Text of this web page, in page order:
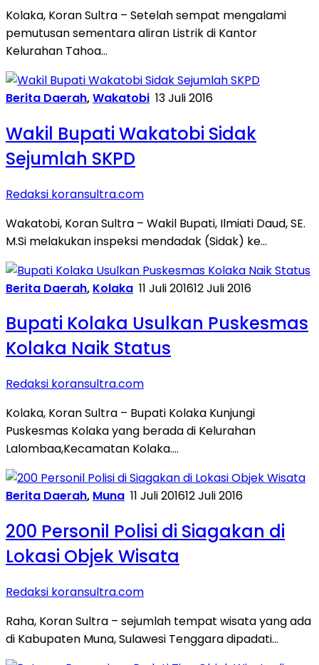
Kolaka, Koran Sultra – Setelah sempat mengalami
pemutusan sementara aliran Listrik di Kantor
Kelurahan Tahoa…
Berita Daerah,Wakatobi 13 Juli 2016
Wakil Bupati Wakatobi Sidak
Sejumlah SKPD
Redaksi koransultra.com
Wakatobi, Koran Sultra – Wakil Bupati, Ilmiati Daud, SE.
M.Si melakukan inspeksi mendadak (Sidak) ke…
Berita Daerah, Kolaka 11 Juli 201612 Juli 2016
Bupati Kolaka Usulkan Puskesmas
Kolaka Naik Status
Redaksi koransultra.com
Kolaka, Koran Sultra – Bupati Kolaka Kunjungi
Puskesmas Kolaka yang berada di Kelurahan
Lalombaa,Kecamatan Kolaka….
Berita Daerah, Muna 11 Juli 201612 Juli 2016
200 Personil Polisi di Siagakan di
Lokasi Objek Wisata
Redaksi koransultra.com
Raha, Koran Sultra – sejumlah tempat wisata yang ada
di Kabupaten Muna, Sulawesi Tenggara dipadati…